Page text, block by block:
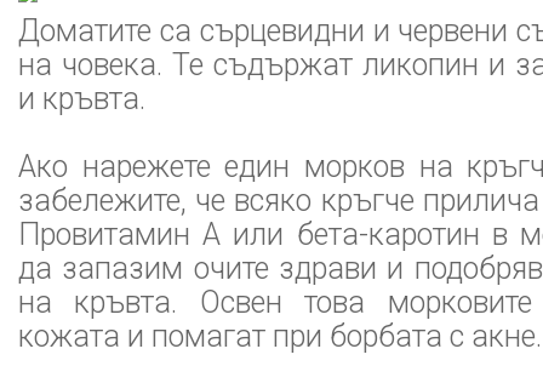
Доматите са сърцевидни и червени
на човека. Те съдържат ликопин и
и кръвта.
Ако нарежете един морков на
забележите, че всяко кръгче
Провитамин А или бета-каротин в
да запазим очите здрави и
на кръвта. Освен това
кожата и помагат при борбата с акне.